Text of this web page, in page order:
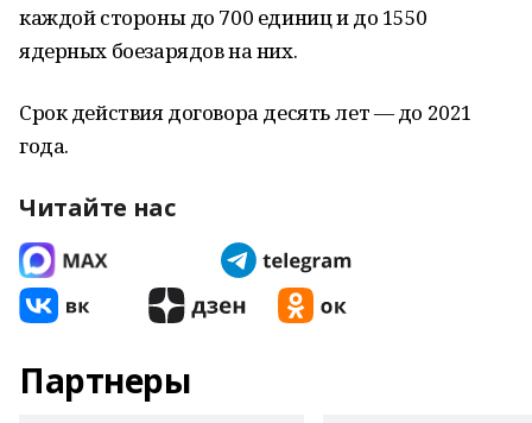
каждой стороны до 700 единиц и до 1550
ядерных боезарядов на них.
Срок действия договора десять лет — до 2021
года.
Читайте нас
Партнеры